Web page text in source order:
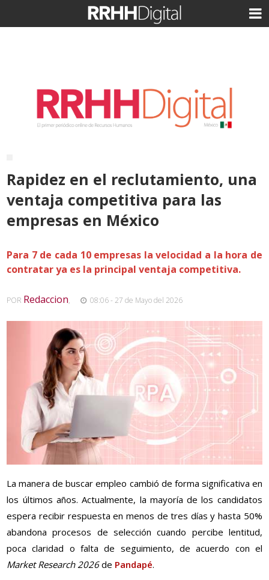
Rapidez en el reclutamiento, una
ventaja competitiva para las
empresas en México
Para 7 de cada 10 empresas la velocidad a la hora de
contratar ya es la principal ventaja competitiva.
POR Redaccion, 08:06 - 27 de Mayo del 2026
La manera de buscar empleo cambió de forma significativa en
los últimos años. Actualmente, la mayoría de los candidatos
espera recibir respuesta en menos de tres días y hasta 50%
abandona procesos de selección cuando percibe lentitud,
poca claridad o falta de seguimiento, de acuerdo con el
Market Research 2026de Pandapé.